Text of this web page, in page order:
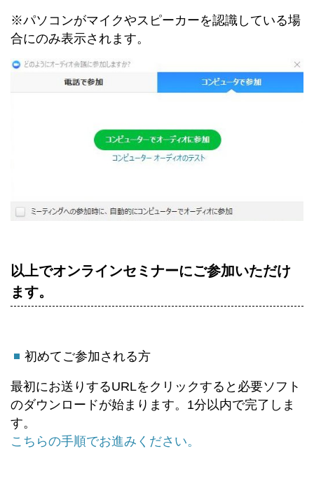
※パソコンがマイクやスピーカーを認識している場
合にのみ表示されます。
以上でオンラインセミナーにご参加いただけ
ます。
初めてご参加される方
最初にお送りするURLをクリックすると必要ソフト
のダウンロードが始まります。1分以内で完了しま
す。
こちらの手順でお進みください。